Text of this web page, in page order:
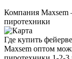
Компания Maxsem
пиротехники
Где купить
Maxsem оптом